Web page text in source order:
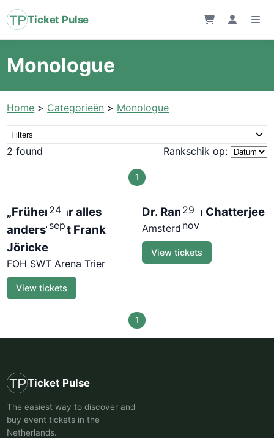
Ticket Pulse
Monologue
Home > Categorieën > Monologue
Filters
2 found Rankschik op:
1
24
sep
„Früher war alles
anders“ mit Frank
Jöricke
FOH SWT Arena Trier
View tickets
29
nov
Dr. Rangan Chatterjee
Amsterdam
View tickets
1
Ticket Pulse
The easiest way to discover and
buy event tickets in the
Netherlands.